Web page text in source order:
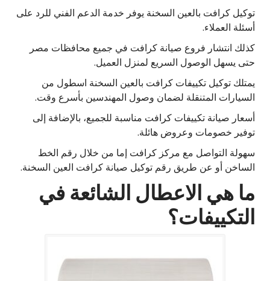
توكيل كرافت بالعين السخنة يوفر خدمة الدعم الفني للرد على
أسئلة العملاء.
كذلك انتشار فروع صيانة كرافت في جميع محافظات مصر
حتى يسهل الوصول السريع لمنزل العميل.
يمتلك توكيل تكييفات كرافت بالعين السخنة اسطول من
السيارات المتنقلة لضمان وصول المهندسين بأسرع وقت.
أسعار صيانة تكييفات كرافت مناسبة للجميع، بالإضافة إلى
توفير خصومات وعروض هائلة.
سهولة التواصل مع مركز كرافت إما من خلال رقم الخط
الساخن أو عن طريق رقم توكيل صيانة كرافت العين السخنة.
ما هي الاعطال الشائعة في
التكييفات؟